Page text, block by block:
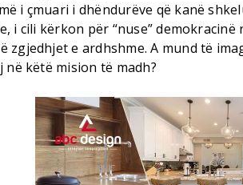
i çmuari i dhëndurëve që kanë
i cili kërkon për “nuse”
zgjedhjet e ardhshme. A mund të
në këtë mision të madh?